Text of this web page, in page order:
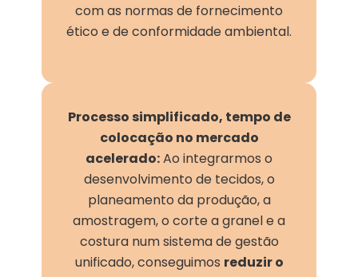
com as normas de fornecimento
ético e de conformidade ambiental.
Processo simplificado, tempo de
colocação no mercado
acelerado:Ao integrarmos o
desenvolvimento de tecidos, o
planeamento da produção, a
amostragem, o corte a granel e a
costura num sistema de gestão
unificado, conseguimos reduzir o